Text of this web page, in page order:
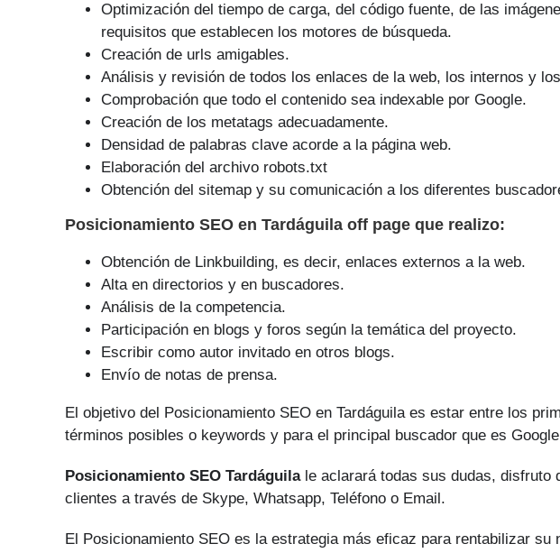
Optimización del tiempo de carga, del código fuente, de las
requisitos que establecen los motores de búsqueda.
Creación de urls amigables.
Análisis y revisión de todos los enlaces de la web, los internos y
Comprobación que todo el contenido sea indexable por Google.
Creación de los metatags adecuadamente.
Densidad de palabras clave acorde a la página web.
Elaboración del archivo robots.txt
Obtención del sitemap y su comunicación a los diferentes
Posicionamiento SEO en Tardáguila off page que realizo:
Obtención de Linkbuilding, es decir, enlaces externos a la web.
Alta en directorios y en buscadores.
Análisis de la competencia.
Participación en blogs y foros según la temática del proyecto.
Escribir como autor invitado en otros blogs.
Envío de notas de prensa.
El objetivo del Posicionamiento SEO en Tardáguila es estar entre los
tér­minos posibles o keywords y para el principal buscador que es
Posicionamiento SEO Tardáguilale aclarará todas sus dudas, disfruto
clientes a través de Skype, Whatsapp, Teléfono o Email.
El Posicionamiento SEO es la estrategia más eficaz para rentabilizar su